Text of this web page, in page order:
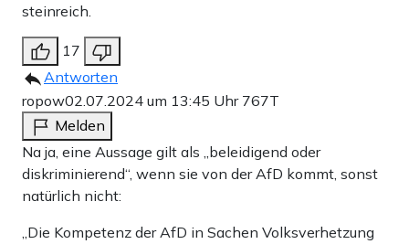
steinreich.
17
Antworten
ropow02.07.2024 um 13:45 Uhr 767T
Melden
Na ja, eine Aussage gilt als „beleidigend oder
diskriminierend“, wenn sie von der AfD kommt, sonst
natürlich nicht:
„Die Kompetenz der AfD in Sachen Volksverhetzung